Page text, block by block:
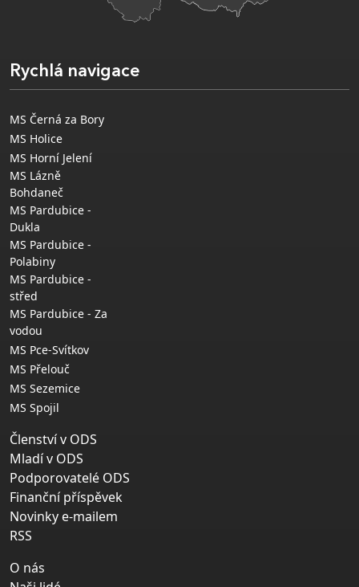
Rychlá navigace
MS Černá za Bory
MS Holice
MS Horní Jelení
MS Lázně
Bohdaneč
MS Pardubice -
Dukla
MS Pardubice -
Polabiny
MS Pardubice -
střed
MS Pardubice - Za
vodou
MS Pce-Svítkov
MS Přelouč
MS Sezemice
MS Spojil
Členství v ODS
Mladí v ODS
Podporovatelé ODS
Finanční příspěvek
Novinky e-mailem
RSS
O nás